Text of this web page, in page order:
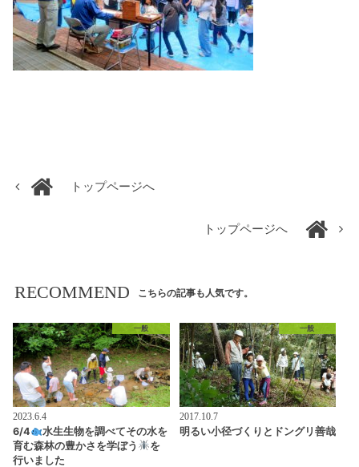
トップページへ
トップページへ
RECOMMEND こちらの記事も人気です。
一般
2023.6.4
6/4
水生生物を調べてその水を
育む森林の豊かさを学ぼう
を
行いました
一般
2017.10.7
明るい小径づくりとドングリ善哉